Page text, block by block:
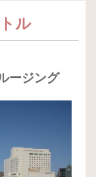
ル
ージング